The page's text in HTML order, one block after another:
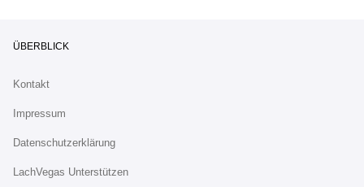
ÜBERBLICK
Kontakt
Impressum
Datenschutzerklärung
LachVegas Unterstützen